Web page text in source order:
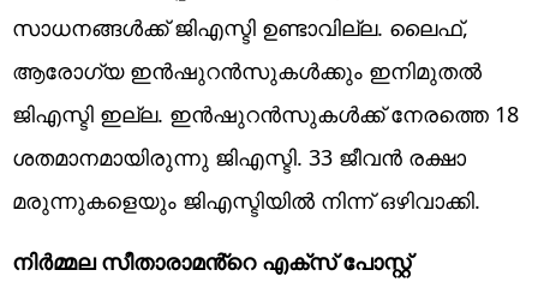
സാധനങ്ങൾക്ക് ജിഎസ്ടി ഉണ്ടാവില്ല. ലൈഫ്,
ആരോഗ്യ ഇൻഷുറൻസുകൾക്കും ഇനിമുതൽ
ജിഎസ്ടി ഇല്ല. ഇൻഷുറൻസുകൾക്ക് നേരത്തെ 18
ശതമാനമായിരുന്നു ജിഎസ്ടി. 33 ജീവൻ രക്ഷാ
മരുന്നുകളെയും ജിഎസ്ടിയിൽ നിന്ന് ഒഴിവാക്കി.
നിർമ്മല സീതാരാമൻ്റെ എക്സ് പോസ്റ്റ്